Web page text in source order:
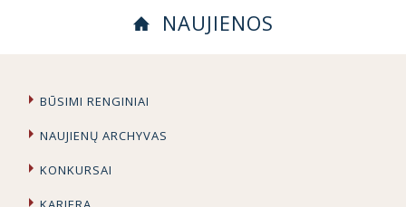
NAUJIENOS
BŪSIMI RENGINIAI
NAUJIENŲ ARCHYVAS
KONKURSAI